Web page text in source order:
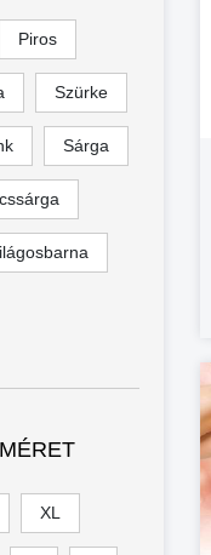
Piros
Szürke
Sárga
XL